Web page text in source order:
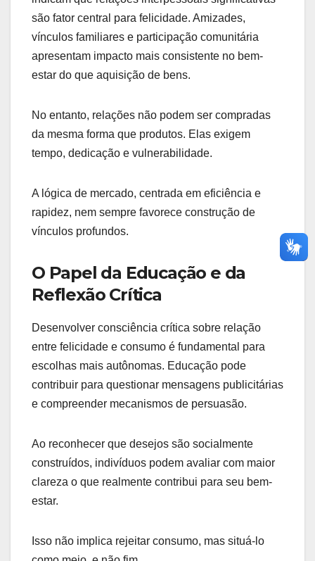
são fator central para felicidade. Amizades,
vínculos familiares e participação comunitária
apresentam impacto mais consistente no bem-
estar do que aquisição de bens.
No entanto, relações não podem ser compradas
da mesma forma que produtos. Elas exigem
tempo, dedicação e vulnerabilidade.
A lógica de mercado, centrada em eficiência e
rapidez, nem sempre favorece construção de
vínculos profundos.
O Papel da Educação e da
Reflexão Crítica
Desenvolver consciência crítica sobre relação
entre felicidade e consumo é fundamental para
escolhas mais autônomas. Educação pode
contribuir para questionar mensagens publicitárias
e compreender mecanismos de persuasão.
Ao reconhecer que desejos são socialmente
construídos, indivíduos podem avaliar com maior
clareza o que realmente contribui para seu bem-
estar.
Isso não implica rejeitar consumo, mas situá-lo